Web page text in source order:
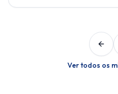
Ver todos os